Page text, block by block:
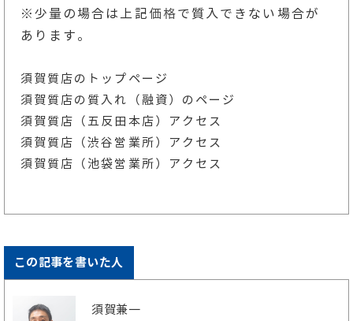
※少量の場合は上記 価格で質入できない場合が
あります。
須賀質店のトップページ
須賀質店の質入れ（融資）のページ
須賀質店（五反田本店）アクセス
須賀質店（渋谷営業所）アクセス
須賀質店（池袋営業所）アクセス
この記事を書いた人
須賀兼一